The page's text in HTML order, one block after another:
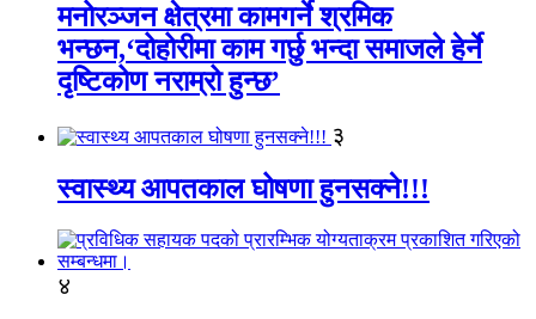
मनोरञ्जन क्षेत्रमा कामगर्ने श्रमिक
भन्छन,‘दोहोरीमा काम गर्छु भन्दा समाजले हेर्ने
दृष्टिकोण नराम्रो हुन्छ’
३
स्वास्थ्य आपतकाल घोषणा हुनसक्ने!!!
४